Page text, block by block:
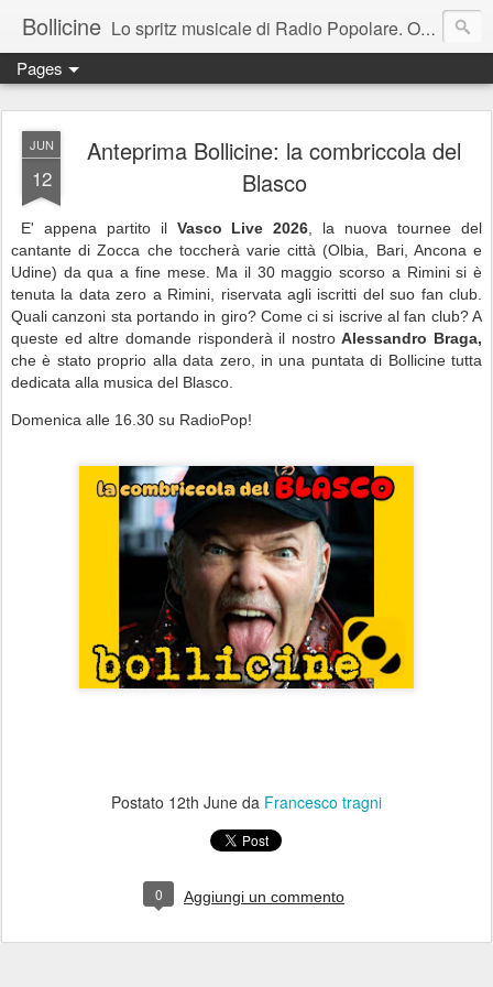
Bollicine Lo spritz musicale di Radio Popolare. Ogni domenica dalle 16.30 alle 17.30
Pages
JUN
12
Anteprima Bollicine: la combriccola del
Blasco
E' appena partito il Vasco Live 2026 , la nuova tournee del
cantante di Zocca che toccherà varie città (Olbia, Bari, Ancona e
Udine) da qua a fine mese. Ma il 30 maggio scorso a Rimini si è
tenuta la data zero a Rimini, riservata agli iscritti del suo fan club.
Quali canzoni sta portando in giro? Come ci si iscrive al fan club? A
queste ed altre domande risponderà il nostroAlessandro Braga,
che è stato proprio alla data zero, in una puntata di Bollicine tutta
dedicata alla musica del Blasco.
Domenica alle 16.30 su RadioPop!
Postato 12th June da Francesco tragni
0 Aggiungi un commento